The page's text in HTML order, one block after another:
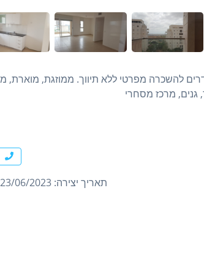
גנים, מרכז מסחרי
תאריך יצירה: 23/06/2023